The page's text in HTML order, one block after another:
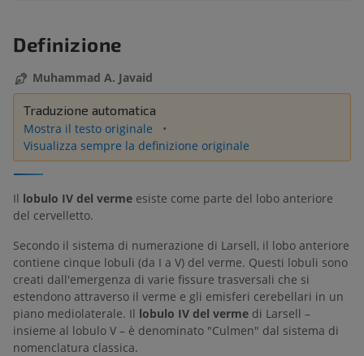
Definizione
Muhammad A. Javaid
Traduzione automatica
Mostra il testo originale
Visualizza sempre la definizione originale
Il lobulo IV del verme esiste come parte del lobo anteriore
del cervelletto.
Secondo il sistema di numerazione di Larsell, il lobo anteriore
contiene cinque lobuli (da I a V) del verme. Questi lobuli sono
creati dall'emergenza di varie fissure trasversali che si
estendono attraverso il verme e gli emisferi cerebellari in un
piano mediolaterale. Il lobulo IV del verme di Larsell –
insieme al lobulo V – è denominato "Culmen" dal sistema di
nomenclatura classica.